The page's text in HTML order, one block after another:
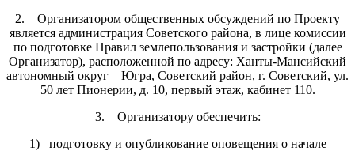
2. Организатором общественных обсуждений по Проекту
является администрация Советского района, в лице комиссии
по подготовке Правил землепользования и застройки (далее
Организатор), расположенной по адресу: Ханты-Мансийский
автономный округ – Югра, Советский район, г. Советский, ул.
50 лет Пионерии, д. 10, первый этаж, кабинет 110.
3. Организатору обеспечить:
1) подготовку и опубликование оповещения о начале